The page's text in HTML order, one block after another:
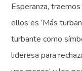
Esperanza,
ellos es ‘Más
turbante como
lideresa para